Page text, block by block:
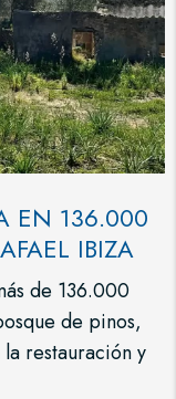
EN 136.000
IBIZA
de 136.000
de pinos,
restauración y